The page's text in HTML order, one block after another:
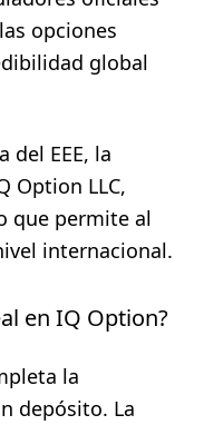
opciones
global
del EEE, la
Option LLC,
que permite al
internacional.
en IQ Option?
la
depósito. La